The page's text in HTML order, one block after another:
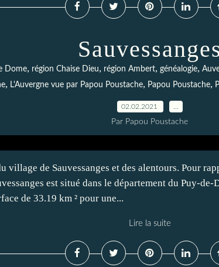
Sauvessanges
Dome, région Chaise Dieu, région Ambert, généalogie,
, L'Auvergne vue par Papou Poustache, Papou Poustache,
02.02.2021
Par Papou Poustache
village de Sauvessanges et des alentours. Pour
est situé dans le département du Puy-
de 33.19 km ² pour une...
Lire la suite